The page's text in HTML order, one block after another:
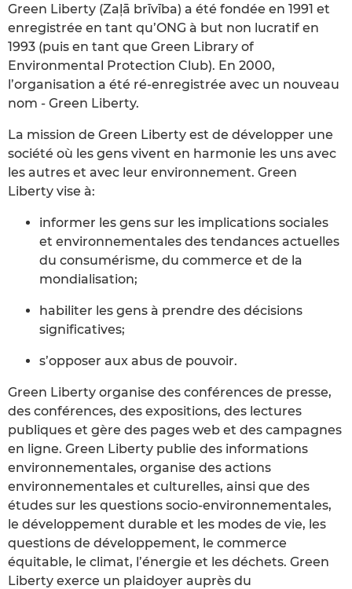
Green Liberty (Zaļā brīvība) a été fondée en 1991 et
enregistrée en tant qu’ONG à but non lucratif en
1993 (puis en tant que Green Library of
Environmental Protection Club). En 2000,
l’organisation a été ré-enregistrée avec un nouveau
nom - Green Liberty.
La mission de Green Liberty est de développer une
société où les gens vivent en harmonie les uns avec
les autres et avec leur environnement. Green
Liberty vise à:
informer les gens sur les implications sociales
et environnementales des tendances actuelles
du consumérisme, du commerce et de la
mondialisation;
habiliter les gens à prendre des décisions
significatives;
s’opposer aux abus de pouvoir.
Green Liberty organise des conférences de presse,
des conférences, des expositions, des lectures
publiques et gère des pages web et des campagnes
en ligne. Green Liberty publie des informations
environnementales, organise des actions
environnementales et culturelles, ainsi que des
études sur les questions socio-environnementales,
le développement durable et les modes de vie, les
questions de développement, le commerce
équitable, le climat, l’énergie et les déchets. Green
Liberty exerce un plaidoyer auprès du